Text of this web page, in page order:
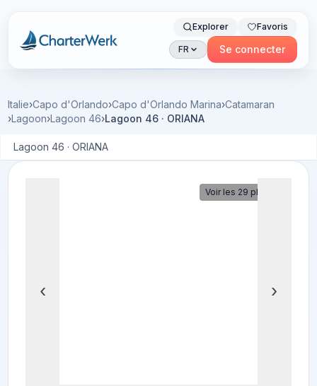
Charterwerk
Explorer Favoris
FR Se connecter
Italie›Capo d'Orlando›Capo d'Orlando Marina›Catamaran
›Lagoon›Lagoon 46›Lagoon 46 · ORIANA
Lagoon 46 · ORIANA
Voir les 29 photos
‹ ›